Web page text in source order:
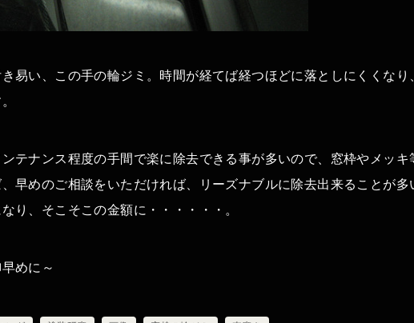
易い、この手の輪ジミ。時間が経てば経つほどに落としにくくなり
テナンス程度の手間で楽に除去できる事が多いので、窓枠やメッキ
早めのご相談をいただければ、リーズナブルに除去出来ることが多
り、そこそこの金額に・・・・・・。
めに～